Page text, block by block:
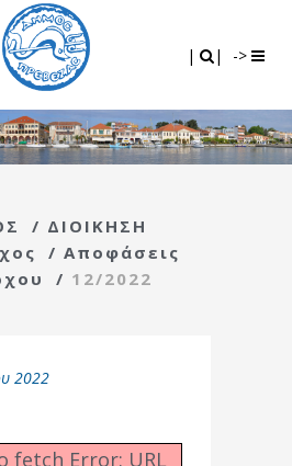
| | ->
/ ΔΙΟΙΚΗΣΗ
/ Αποφάσεις
/ 12/2022
2022
fetch Error: URL